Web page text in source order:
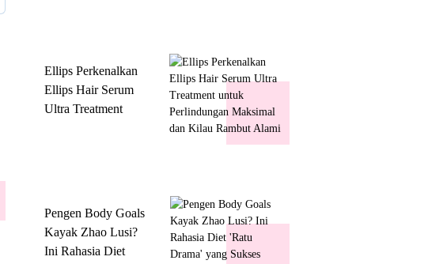
Ellips Perkenalkan
Ellips Hair Serum
Ultra Treatment
Pengen Body Goals
Kayak Zhao Lusi?
Ini Rahasia Diet